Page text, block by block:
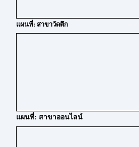
แผนที่: สาขาวัดตึก
แผนที่: สาขาออนไลน์